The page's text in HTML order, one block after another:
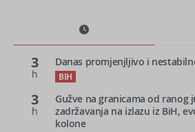
3
h
Danas promjenjljivo i
BIH
3
h
Gužve na granicama od ranog
zadržavanja na izlazu iz BiH,
kolone